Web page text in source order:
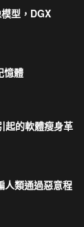
型，DGX
憶體
起的軟體瘦身革
類通過惡意程